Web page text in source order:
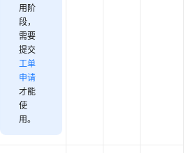
用阶
段，
需要
提交
工单
申请
才能
使
用。